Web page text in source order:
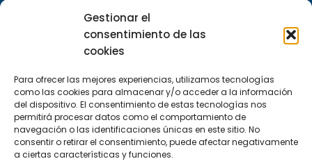
Gestionar el
consentimiento de las
cookies
Para ofrecer las mejores experiencias, utilizamos tecnologías
como las cookies para almacenar y/o acceder a la información
del dispositivo. El consentimiento de estas tecnologías nos
permitirá procesar datos como el comportamiento de
navegación o las identificaciones únicas en este sitio. No
consentir o retirar el consentimiento, puede afectar negativamente
a ciertas características y funciones.
29590 Campanillas, Málaga
Suscríbete a nuestra Newsletter
SUSCRÍBETE AQUÍ